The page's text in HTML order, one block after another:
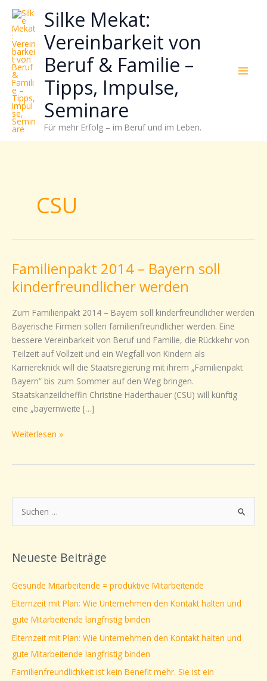
Zum
Inhalt
springen
Silke Mekat:
Vereinbarkeit von
Beruf & Familie –
Tipps, Impulse,
Seminare
Für mehr Erfolg – im Beruf und im Leben.
CSU
Familienpakt 2014 – Bayern soll
kinderfreundlicher werden
Zum Familienpakt 2014 – Bayern soll kinderfreundlicher werden
Bayerische Firmen sollen familienfreundlicher werden. Eine
bessere Vereinbarkeit von Beruf und Familie, die Rückkehr von
Teilzeit auf Vollzeit und ein Wegfall von Kindern als
Karriereknick will die Staatsregierung mit ihrem „Familienpakt
Bayern“ bis zum Sommer auf den Weg bringen.
Staatskanzeilcheffin Christine Haderthauer (CSU) will künftig
eine „bayernweite […]
Familienpakt
2014
–
Bayern
soll
kinderfreundlicher
werden
Weiterlesen »
u
h
n
a
c
h
:
Neueste Beiträge
Gesunde Mitarbeitende = produktive Mitarbeitende
Elternzeit mit Plan: Wie Unternehmen den Kontakt halten und
gute Mitarbeitende langfristig binden
Elternzeit mit Plan: Wie Unternehmen den Kontakt halten und
gute Mitarbeitende langfristig binden
Familienfreundlichkeit ist kein Benefit mehr. Sie ist ein
wie
sich
Stress
reduzieren
Energie
gezielter
einsetzen
lässt?
Einfach